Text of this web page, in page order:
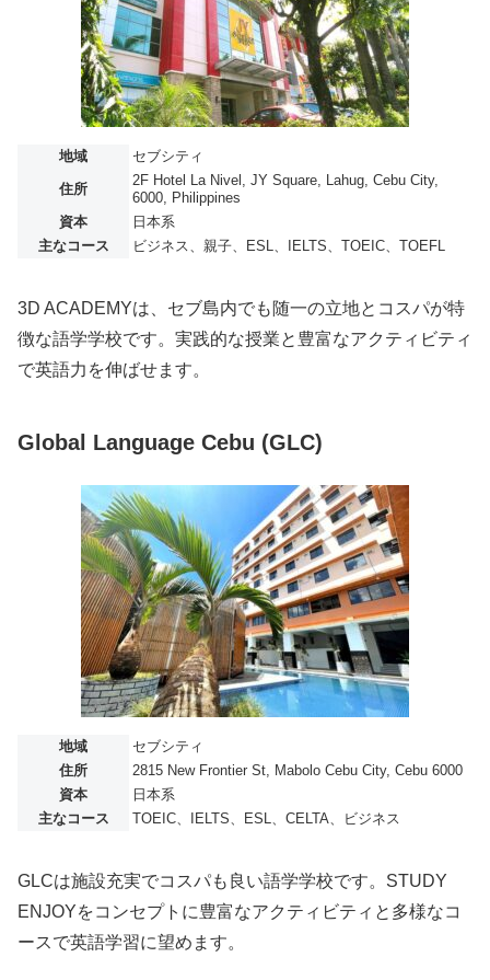
地域
セブシティ
住所
2F Hotel La Nivel, JY Square, Lahug, Cebu City,
6000, Philippines
資本
日本系
主なコース
ビジネス、親子、ESL、IELTS、TOEIC、TOEFL
3D ACADEMYは、セブ島内でも随一の立地とコスパが特
徴な語学学校です。実践的な授業と豊富なアクティビティ
で英語力を伸ばせます。
Global Language Cebu (GLC)
地域
セブシティ
住所
2815 New Frontier St, Mabolo Cebu City, Cebu 6000
資本
日本系
主なコース
TOEIC、IELTS、ESL、CELTA、ビジネス
GLCは施設充実でコスパも良い語学学校です。STUDY
ENJOYをコンセプトに豊富なアクティビティと多様なコ
ースで英語学習に望めます。